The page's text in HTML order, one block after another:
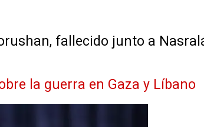
fallecido junto a
la guerra en Gaza y Líbano